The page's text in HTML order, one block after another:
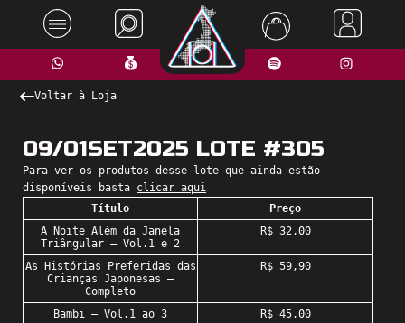
Voltar à Loja
09/01SET2025 LOTE #305
Para ver os produtos desse lote que ainda estão
disponíveis basta clicar aqui
Título
Preço
A Noite Além da Janela
Triângular – Vol.1 e 2
R$ 32,00
As Histórias Preferidas das
Crianças Japonesas –
Completo
R$ 59,90
Bambi – Vol.1 ao 3
R$ 45,00